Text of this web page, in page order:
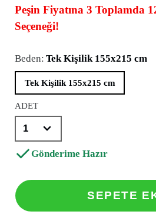
Peşin Fiyatına 3 Toplamda
Seçeneği!
Beden: Tek Kişilik 155x215 cm
Tek Kişilik 155x215 cm
ADET
Gönderime Hazır
SEPETE